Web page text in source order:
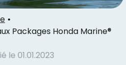
Packages Honda Marine®
le 01.01.2023